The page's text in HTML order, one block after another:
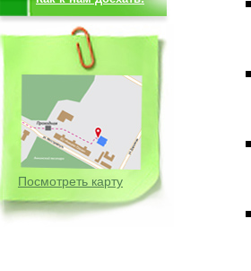
Посмотреть карту